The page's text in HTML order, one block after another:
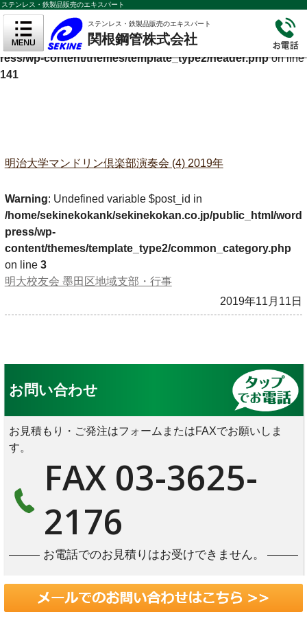
Warning
: Undefined variable $cf_description in
/home/sekinekokank/sekinekokan.co.jp/public_html/wordp
ress/wp-content/themes/template_type2/header.phpon line
141
ステンレス・鉄製品販売のエキスパート
ステンレス・鉄製品販売のエキスパート
関根鋼管株式会社
明治大学マンドリン倶楽部演奏会 (4) 2019年
Warning: Undefined variable $post_id in
/home/sekinekokank/sekinekokan.co.jp/public_html/word
press/wp-
content/themes/template_type2/common_category.php
on line 3
明大校友会 墨田区地域支部・行事
2019年11月11日
お問い合わせ
お見積もり・ご発注はフォームまたはFAXでお願いしま
す。
FAX 03-3625-
2176
お電話でのお見積りはお受けできません。